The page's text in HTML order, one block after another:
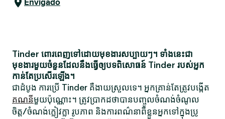
Tinder ពោរពេញទៅដោយមុខងារសប្បាយៗ។ ទាំងនេះជា
មុខងារមួយចំនួនដែលនឹងធ្វើឲ្យបទពិសោធន៍ Tinder របស់អ្នក
កាន់តែប្រសើរឡើង។
ជាដំបូង ការប្រើ Tinder គឺងាយស្រួលទេ។ អ្នកគ្រាន់តែត្រូវបង្កើត
គណនីមួយប៉ុណ្ណោះ។ ត្រូវប្រាកដថាបានបញ្ចូលចំណង់ចំណូល
ចិត្ត/ចំណង់ក្លៀវក្លា រូបភាព និងការពណ៌នាពីខ្លួនអ្នកទៅក្នុងប្រូ